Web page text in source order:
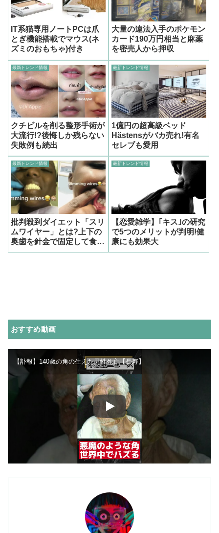
IT系猫専用ノートPCは爪
とぎ機能搭載でマウス(ネ
ズミのおもちゃ)付き
大量の違法入手のポケモン
カード190万円相当と麻薬
を密売人から押収
最新トレンド情報
クチビルを削る整形手術が
大流行!?後悔しか残らない
失敗例も続出
最新トレンド情報
1億円の超高級ベッド
Hästensがバカ売れ!有名
セレブも愛用
最新トレンド情報
批判殺到ダイエット「スリ
ムワイヤー」とは?上下の
奥歯を針金で固定して食欲
対策!!!
最新トレンド情報
【恋愛雑学】｢キス｣の研究
で5つのメリットが判明!健
康にも効果大
おすすめ動画
【訃報】140歳の角の生えた男性死亡【長寿】